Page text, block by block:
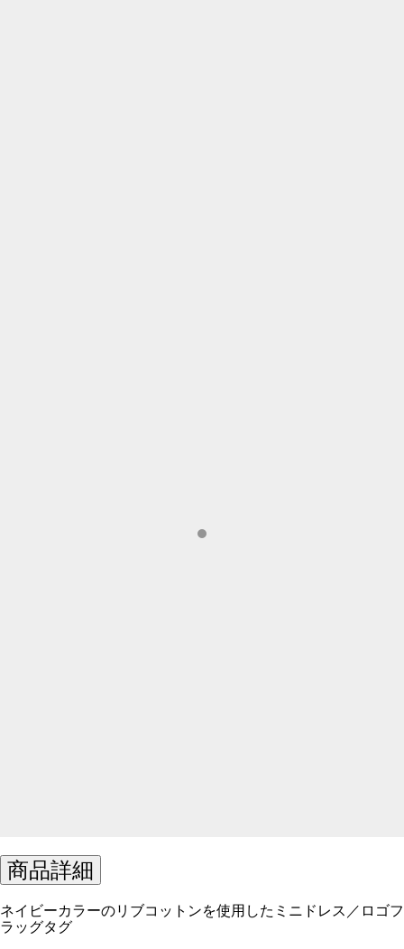
商品詳細
ネイビーカラーのリブコットンを使用したミニドレス／ロゴフ
ラッグタグ